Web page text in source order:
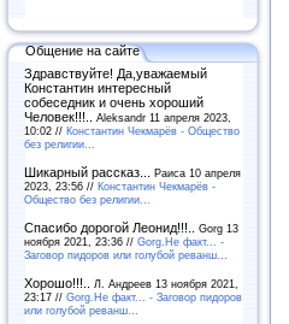
Общение на сайте
Здравствуйте! Да,уважаемый
Константин интересный
собеседник и очень хороший
Человек!!!.. Aleksandr 11 апреля 2023,
10:02 // Константин Чекмарёв - Общество
без религии...
Шикарный рассказ... Раиса 10 апреля
2023, 23:56 // Константин Чекмарёв -
Общество без религии...
Спасибо дорогой Леонид!!!.. Gorg 13
ноября 2021, 23:36 // Gorg.Не факт... -
Заговор пидоров или голубой реванш…
Хорошо!!!..
Л. Андреев 13 ноября 2021,
23:17 // Gorg.Не факт... - Заговор пидоров
или голубой реванш…